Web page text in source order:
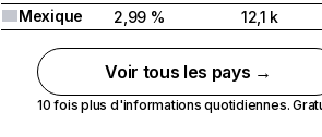
Mexique
2,99 % 12,1 k
Voir tous les pays →
10 fois plus d'informations quotidiennes.